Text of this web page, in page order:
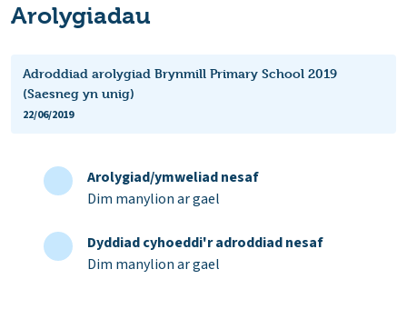
Arolygiadau
Adroddiad arolygiad Brynmill Primary School 2019
(Saesneg yn unig)
22/06/2019
Arolygiad/ymweliad nesaf
Dim manylion ar gael
Dyddiad cyhoeddi'r adroddiad nesaf
Dim manylion ar gael